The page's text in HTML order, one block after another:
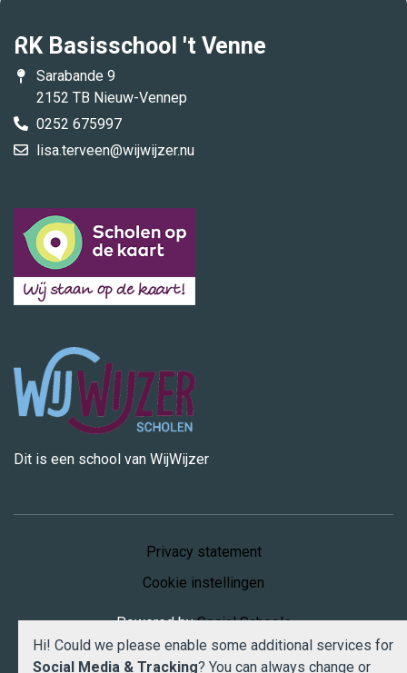
RK Basisschool 't Venne
Sarabande 9
2152 TB Nieuw-Vennep
0252 675997
lisa.terveen@wijwijzer.nu
Dit is een school van WijWijzer
Privacy statement
Cookie instellingen
Powered bySocial Schools
Hi! Could we please enable some additional services for
Social Media & Tracking? You can always change or